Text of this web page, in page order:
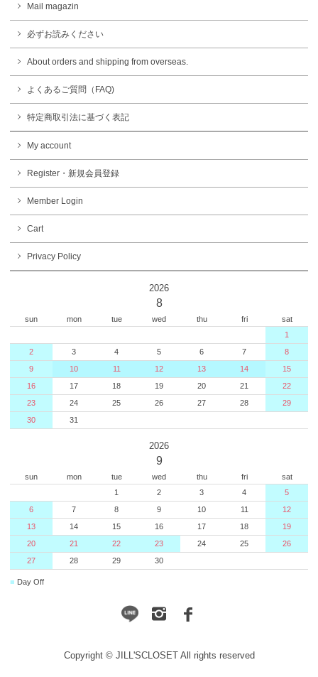
Mail magazin
必ずお読みください
About orders and shipping from overseas.
よくあるご質問（FAQ)
特定商取引法に基づく表記
My account
Register・新規会員登録
Member Login
Cart
Privacy Policy
2026
8
sun mon tue wed thu fri
sat
1
2
3 4 5 6 7
8
9
10 11 12 13 14
15
16
17 18 19 20 21
22
23
24 25 26 27 28
29
30
31
2026
9
sun mon tue wed thu fri
sat
1
2 3 4
5
6
7 8 9 10 11
12
13
14 15 16 17 18
19
20
21 22 23 24 25
26
27
28 29 30
■ Day Off
Copyright © JILL'SCLOSET All rights reserved